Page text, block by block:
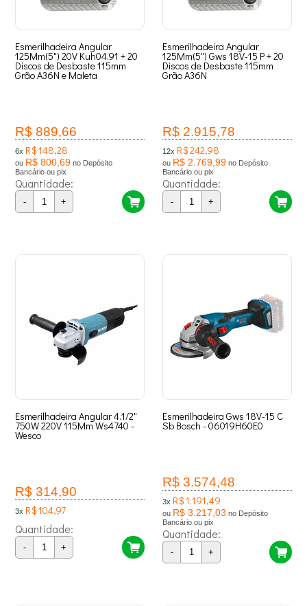
Esmerilhadeira Angular
125Mm(5") 20V Kuh04.91 + 20
Discos de Desbaste 115mm
Grão A36N e Maleta
R$ 889,66
6x R$ 148,28
ou R$ 800,69 no Depósito
Bancário ou pix
Quantidade:
- +
Esmerilhadeira Angular
125Mm(5") Gws 18V-15 P + 20
Discos de Desbaste 115mm
Grão A36N
R$ 2.915,78
12x R$ 242,98
ou R$ 2.769,99 no Depósito
Bancário ou pix
Quantidade:
- +
Esmerilhadeira Angular 4.1/2"
750W 220V 115Mm Ws4740 -
Wesco
R$ 314,90
3x R$ 104,97
Quantidade:
- +
Esmerilhadeira Gws 18V-15 C
Sb Bosch - 06019H60E0
R$ 3.574,48
3x R$ 1.191,49
ou R$ 3.217,03 no Depósito
Bancário ou pix
Quantidade:
- +